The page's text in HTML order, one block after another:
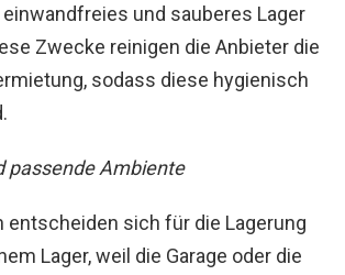
und sauberes Lager
Zwecke reinigen die Anbieter die
sodass diese hygienisch
passende Ambiente
entscheiden sich für die Lagerung
Lager, weil die Garage oder die